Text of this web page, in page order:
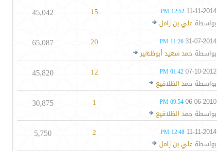
11-11-2014
12:52 PM
بواسطةعلي بن زامل
15
45,042
31-07-2014
11:26 PM
بواسطة حمد سعيد أبوظهير
20
65,087
07-10-2012
01:42 PM
بواسطة حمد الظلافيع
12
45,820
06-06-2010
09:54 PM
بواسطة حمد الظلافيع
1
30,875
11-11-2014
12:48 PM
بواسطةعلي بن زامل
2
5,750